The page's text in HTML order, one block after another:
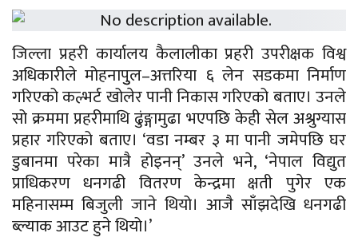
जिल्ला प्रहरी कार्यालय कैलालीका प्रहरी उपरीक्षक विश्व
अधिकारीले मोहनापुुल–अत्तरिया ६ लेन सडकमा निर्माण
गरिएको कल्भर्ट खोलेर पानी निकास गरिएको बताए। उनले
सो क्रममा प्रहरीमाथि ढुंङ्गामुढा भएपछि केही सेल अश्रुग्यास
प्रहार गरिएको बताए। ‘वडा नम्बर ३ मा पानी जमेपछि घर
डुबानमा परेका मात्रै होइनन्’ उनले भने, ‘नेपाल विद्युत
प्राधिकरण धनगढी वितरण केन्द्रमा क्षती पुगेर एक
महिनासम्म बिजुली जाने थियो। आजै साँझदेखि धनगढी
ब्ल्याक आउट हुने थियो।’